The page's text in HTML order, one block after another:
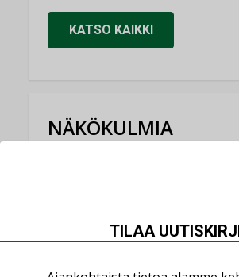
KATSO KAIKKI
NÄKÖKULMIA
Sähköistäminen säästää
TILAA